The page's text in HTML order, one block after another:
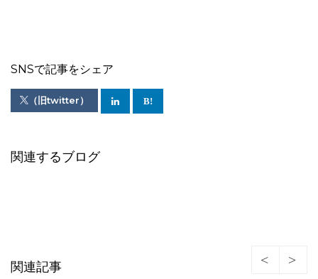
SNSで記事をシェア
（旧twitter）
関連するブログ
関連記事